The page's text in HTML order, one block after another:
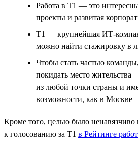
Работа в Т1 — это
проекты и развитая
Т1 — крупнейшая ИТ-
можно найти стажировку в
Чтобы стать частью
покидать место жительства
из любой точки страны и
возможности, как в Москве
Кроме того, целью было ненавязчиво
к голосованию за T1 в Рейтинге